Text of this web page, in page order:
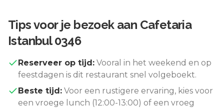
Tips voor je bezoek aan Cafetaria
Istanbul 0346
Reserveer op tijd: Vooral in het weekend en op
feestdagen is dit restaurant snel volgeboekt.
Beste tijd: Voor een rustigere ervaring, kies voor
een vroege lunch (12:00-13:00) of een vroeg